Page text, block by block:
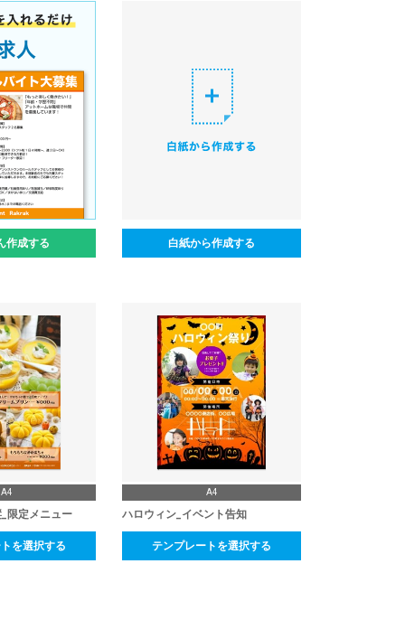
作成する 白紙から作成する
A4
限定メニュー
を選択する
A4
ハロウィン_イベント告知
テンプレートを選択する